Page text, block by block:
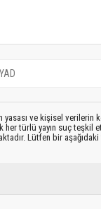
yasası ve kişisel verilerin
her türlü yayın suç teşkil
Lütfen bir